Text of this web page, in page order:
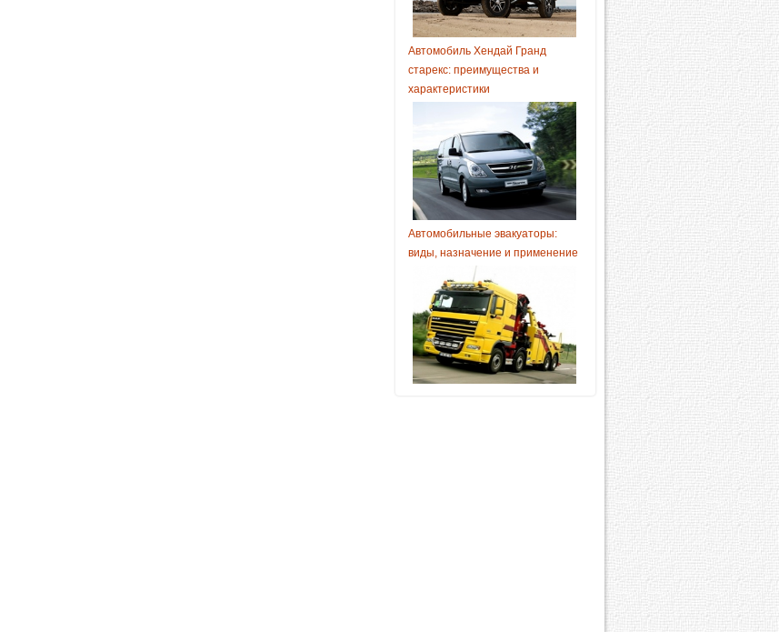
Автомобиль Хендай Гранд
старекс: преимущества и
характеристики
Автомобильные эвакуаторы:
виды, назначение и применение